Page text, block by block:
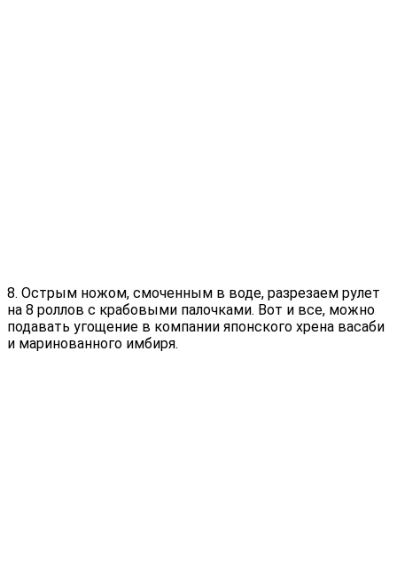
8. Острым ножом, смоченным в воде, разрезаем рулет
на 8 роллов с крабовыми палочками. Вот и все, можно
подавать угощение в компании японского хрена васаби
и маринованного имбиря.